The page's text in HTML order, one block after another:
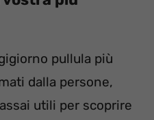
pullula più
dalla persone,
utili per scoprire